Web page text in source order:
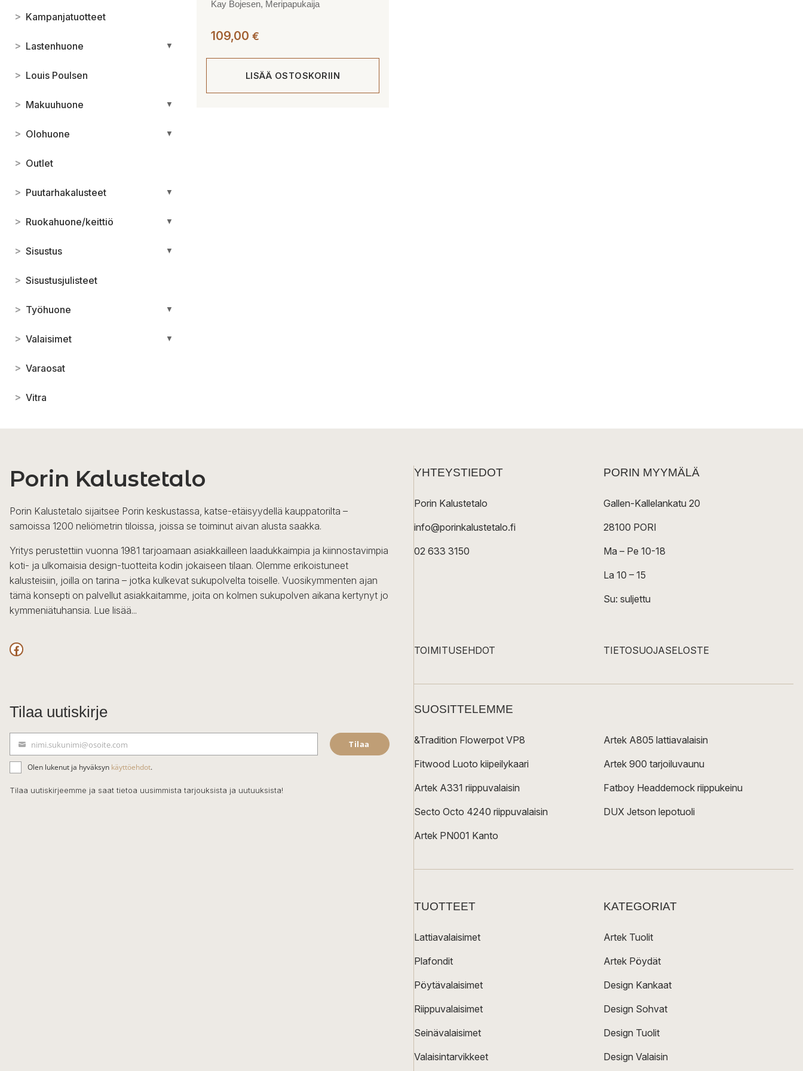
> Kampanjatuotteet
> Lastenhuone ▼
> Louis Poulsen
> Makuuhuone ▼
> Olohuone ▼
> Outlet
> Puutarhakalusteet ▼
> Ruokahuone/keittiö ▼
> Sisustus ▼
> Sisustusjulisteet
> Työhuone ▼
> Valaisimet ▼
> Varaosat
> Vitra
Kay Bojesen, Meripapukaija
109,00 €
LISÄÄ OSTOSKORIIN
Porin Kalustetalo
Porin Kalustetalo sijaitsee Porin keskustassa, katse-etäisyydellä kauppatorilta –
samoissa 1200 neliömetrin tiloissa, joissa se toiminut aivan alusta saakka.
Yritys perustettiin vuonna 1981 tarjoamaan asiakkailleen laadukkaimpia ja kiinnostavimpia
koti- ja ulkomaisia design-tuotteita kodin jokaiseen tilaan. Olemme erikoistuneet
kalusteisiin, joilla on tarina – jotka kulkevat sukupolvelta toiselle. Vuosikymmenten ajan
tämä konsepti on palvellut asiakkaitamme, joita on kolmen sukupolven aikana kertynyt jo
kymmeniätuhansia. Lue lisää...
Facebook
Tilaa uutiskirje
ä
h
k
nimi.sukunimi@osoite.com Tilaa
Olen lukenut ja hyväksyn käyttöehdot.
Tilaa uutiskirjeemme ja saat tietoa uusimmista tarjouksista ja uutuuksista!
YHTEYSTIEDOT
Porin Kalustetalo
info@porinkalustetalo.fi
02 633 3150
PORIN MYYMÄLÄ
Gallen-Kallelankatu 20
28100 PORI
Ma – Pe 10-18
La 10 – 15
Su: suljettu
TOIMITUSEHDOT TIETOSUOJASELOSTE
SUOSITTELEMME
&Tradition Flowerpot VP8
Fitwood Luoto kiipeilykaari
Artek A331 riippuvalaisin
Secto Octo 4240 riippuvalaisin
Artek PN001 Kanto
Artek A805 lattiavalaisin
Artek 900 tarjoiluvaunu
Fatboy Headdemock riippukeinu
DUX Jetson lepotuoli
TUOTTEET
Lattiavalaisimet
Plafondit
Pöytävalaisimet
Riippuvalaisimet
Seinävalaisimet
Valaisintarvikkeet
KATEGORIAT
Artek Tuolit
Artek Pöydät
Design Kankaat
Design Sohvat
Design Tuolit
Design Valaisin